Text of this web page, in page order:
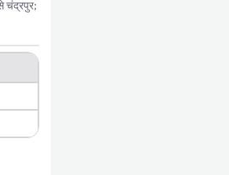
चंद्रपुर;